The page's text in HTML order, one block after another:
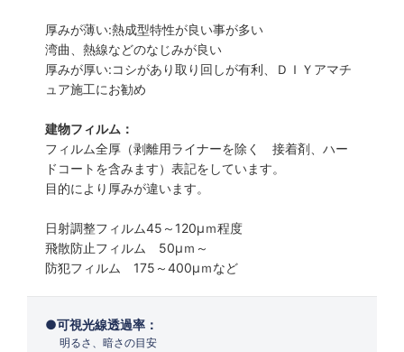
厚みが薄い:熱成型特性が良い事が多い
湾曲、熱線などのなじみが良い
厚みが厚い:コシがあり取り回しが有利、ＤＩＹアマチ
ュア施工にお勧め
建物フィルム：
フィルム全厚（剥離用ライナーを除く 接着剤、ハー
ドコートを含みます）表記をしています。
目的により厚みが違います。
日射調整フィルム45～120µｍ程度
飛散防止フィルム 50µｍ～
防犯フィルム 175～400µｍなど
可視光線透過率：
明るさ、暗さの目安